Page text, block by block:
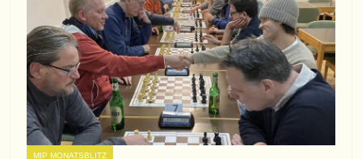
MIP MONATSBLITZ